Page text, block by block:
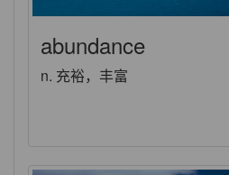
abundance
n. 充裕，丰富